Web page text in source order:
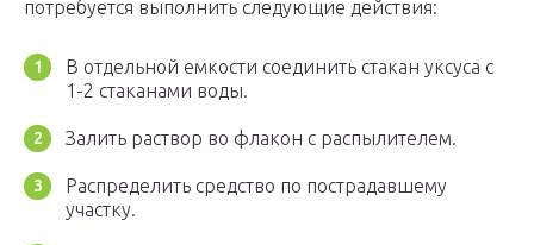
потребуется выполнить следующие действия:
В отдельной емкости соединить стакан уксуса с
1-2 стаканами воды.
Залить раствор во флакон с распылителем.
Распределить средство по пострадавшему
участку.